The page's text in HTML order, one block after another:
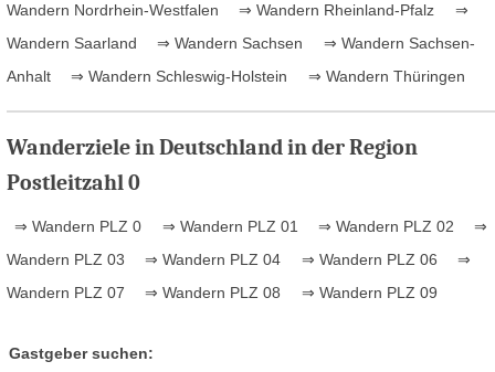
Wandern Nordrhein-Westfalen
⇒ Wandern Rheinland-Pfalz
⇒
Wandern Saarland
⇒ Wandern Sachsen
⇒ Wandern Sachsen-
Anhalt
⇒ Wandern Schleswig-Holstein ⇒ Wandern Thüringen
Wanderziele in Deutschland in der Region
Postleitzahl 0
⇒ Wandern PLZ 0 ⇒ Wandern PLZ 01 ⇒ Wandern PLZ 02
⇒
Wandern PLZ 03
⇒ Wandern PLZ 04 ⇒ Wandern PLZ 06
⇒
Wandern PLZ 07
⇒ Wandern PLZ 08 ⇒ Wandern PLZ 09
Gastgeber suchen: